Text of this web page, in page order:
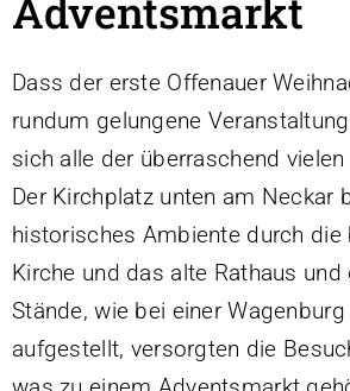
Vereinsführung
Sportgaststätte TG Offenau
Termine
Fotos / Videos
Ehrungen
Beiträge
Service & Downloads
Adventsmarkt
Dass der erste Offenauer
rundum gelungene
sich alle der überraschend
Der Kirchplatz unten am Neckar
historisches Ambiente durch die
Kirche und das alte Rathaus und
Stände, wie bei einer
aufgestellt, versorgten die